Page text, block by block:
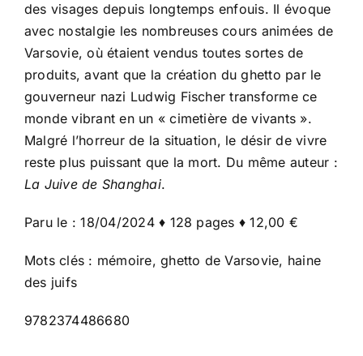
des visages depuis longtemps enfouis. Il évoque
avec nostalgie les nombreuses cours animées de
Varsovie, où étaient vendus toutes sortes de
produits, avant que la création du ghetto par le
gouverneur nazi Ludwig Fischer transforme ce
monde vibrant en un « cimetière de vivants ».
Malgré l’horreur de la situation, le désir de vivre
reste plus puissant que la mort. Du même auteur :
La Juive de Shanghai.
Paru le : 18/04/2024 ♦ 128 pages ♦ 12,00 €
Mots clés : mémoire, ghetto de Varsovie, haine
des juifs
9782374486680